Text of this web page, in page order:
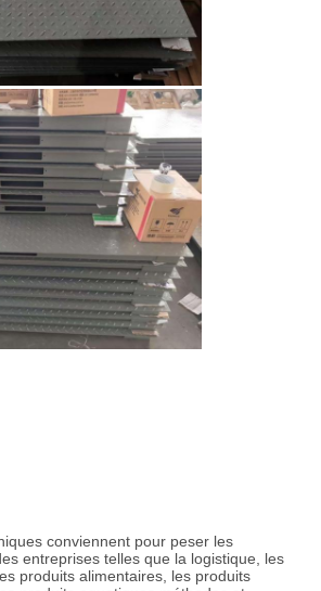
conviennent pour peser les
entreprises telles que la logistique, les
produits alimentaires, les produits